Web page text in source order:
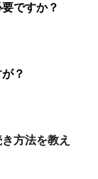
ですか？
？
方法を教え